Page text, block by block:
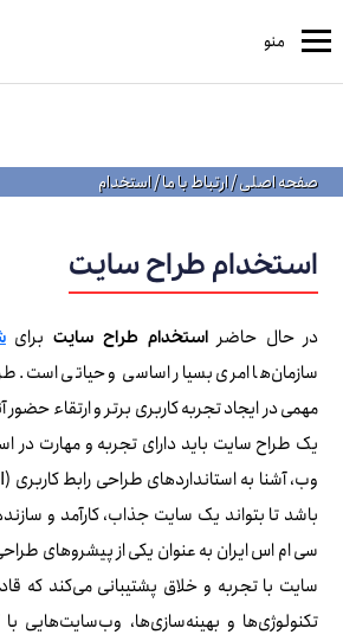
منو
صفحه اصلی/ارتباط با ما/استخدام
استخدام طراح سایت
در حال حاضر استخدام طراح سایت برای
سازمان‌ها امری بسیار اساسی و حیاتی است.
مهمی در ایجاد تجربه کاربری برتر و ارتقاء حضور
یک طراح سایت باید دارای تجربه و مهارت در
باشد تا بتواند یک سایت جذاب، کارآمد و
سی ام اس ایران به عنوان یکی از پیشروهای
سایت با تجربه و خلاق پشتیبانی می‌کند که
تکنولوژی‌ها و بهینه‌سازی‌ها، وب‌سایت‌هایی با